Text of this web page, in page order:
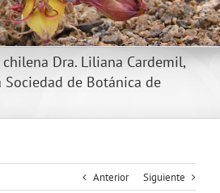
Dra. Liliana Cardemil,
de Botánica de
Anterior Siguiente